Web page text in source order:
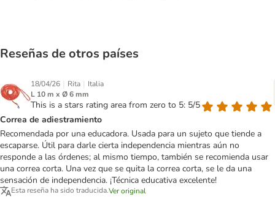
Reseñas de otros países
18/04/26 | Rita | Italia
L 10 m x Ø 6 mm
This is a stars rating area from zero to 5: 5/5
Correa de adiestramiento
Recomendada por una educadora. Usada para un sujeto que tiende a
escaparse. Útil para darle cierta independencia mientras aún no
responde a las órdenes; al mismo tiempo, también se recomienda usar
una correa corta. Una vez que se quita la correa corta, se le da una
sensación de independencia. ¡Técnica educativa excelente!
Esta reseña ha sido traducida.Ver original